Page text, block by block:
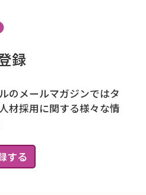
録
のメールマガジンではタ
材採用に関する様々な情
する